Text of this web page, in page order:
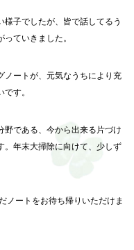
子でしたが、 皆で話してるう
っていきました。
ートが、 元気なうちにより充
です。
である、 今から出来る片づけ
。年末大掃除に向けて、少しず
ノートをお待ち帰りいただけま